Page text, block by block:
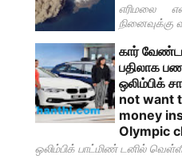
எரிமலை
நினைவுக்கு
கார்
பதிலாக
ஒலிம்பிக்
not want
money
Olympic
ஒலிம்பிக் பாட்மிண் டனில்